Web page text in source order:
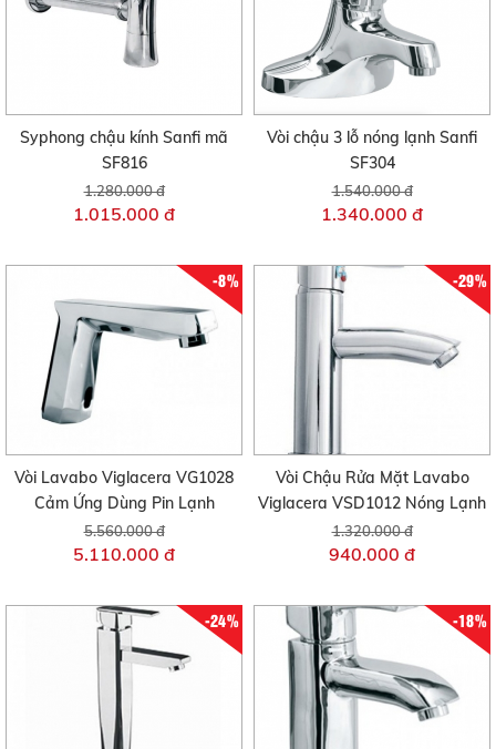
Syphong chậu kính Sanfi mã
SF816
1.280.000 đ
1.015.000 đ
Vòi chậu 3 lỗ nóng lạnh Sanfi
SF304
1.540.000 đ
1.340.000 đ
-8%
Vòi Lavabo Viglacera VG1028
Cảm Ứng Dùng Pin Lạnh
5.560.000 đ
5.110.000 đ
-29%
Vòi Chậu Rửa Mặt Lavabo
Viglacera VSD1012 Nóng Lạnh
1.320.000 đ
940.000 đ
-24% -18%